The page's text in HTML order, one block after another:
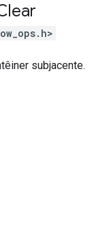
subjacente.